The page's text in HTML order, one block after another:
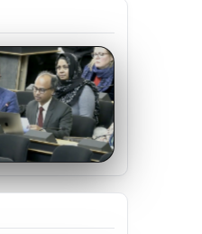
ALERT:
of Two
Teachers on
of
— A Gross
of Justice,
Freedom, and
ALERT:
Deep
over the
of a Bill Granting